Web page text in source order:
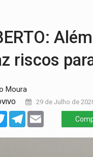
riscos
Moura
29 de Julho de
TwitterTelegram